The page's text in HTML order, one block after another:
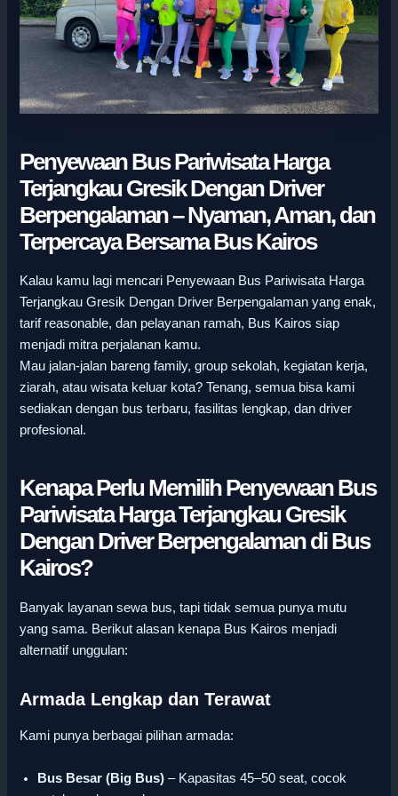
Penyewaan Bus Pariwisata Harga
Terjangkau Gresik Dengan Driver
Berpengalaman – Nyaman, Aman, dan
Terpercaya Bersama Bus Kairos
Kalau kamu lagi mencari Penyewaan Bus Pariwisata Harga
Terjangkau Gresik Dengan Driver Berpengalaman yang enak,
tarif reasonable, dan pelayanan ramah, Bus Kairos siap
menjadi mitra perjalanan kamu.
Mau jalan-jalan bareng family, group sekolah, kegiatan kerja,
ziarah, atau wisata keluar kota? Tenang, semua bisa kami
sediakan dengan bus terbaru, fasilitas lengkap, dan driver
profesional.
Kenapa Perlu Memilih Penyewaan Bus
Pariwisata Harga Terjangkau Gresik
Dengan Driver Berpengalaman di Bus
Kairos?
Banyak layanan sewa bus, tapi tidak semua punya mutu
yang sama. Berikut alasan kenapa Bus Kairos menjadi
alternatif unggulan:
Armada Lengkap dan Terawat
Kami punya berbagai pilihan armada:
Bus Besar (Big Bus) – Kapasitas 45–50 seat, cocok